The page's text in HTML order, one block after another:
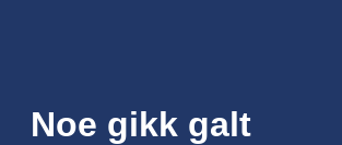
Noe gikk galt